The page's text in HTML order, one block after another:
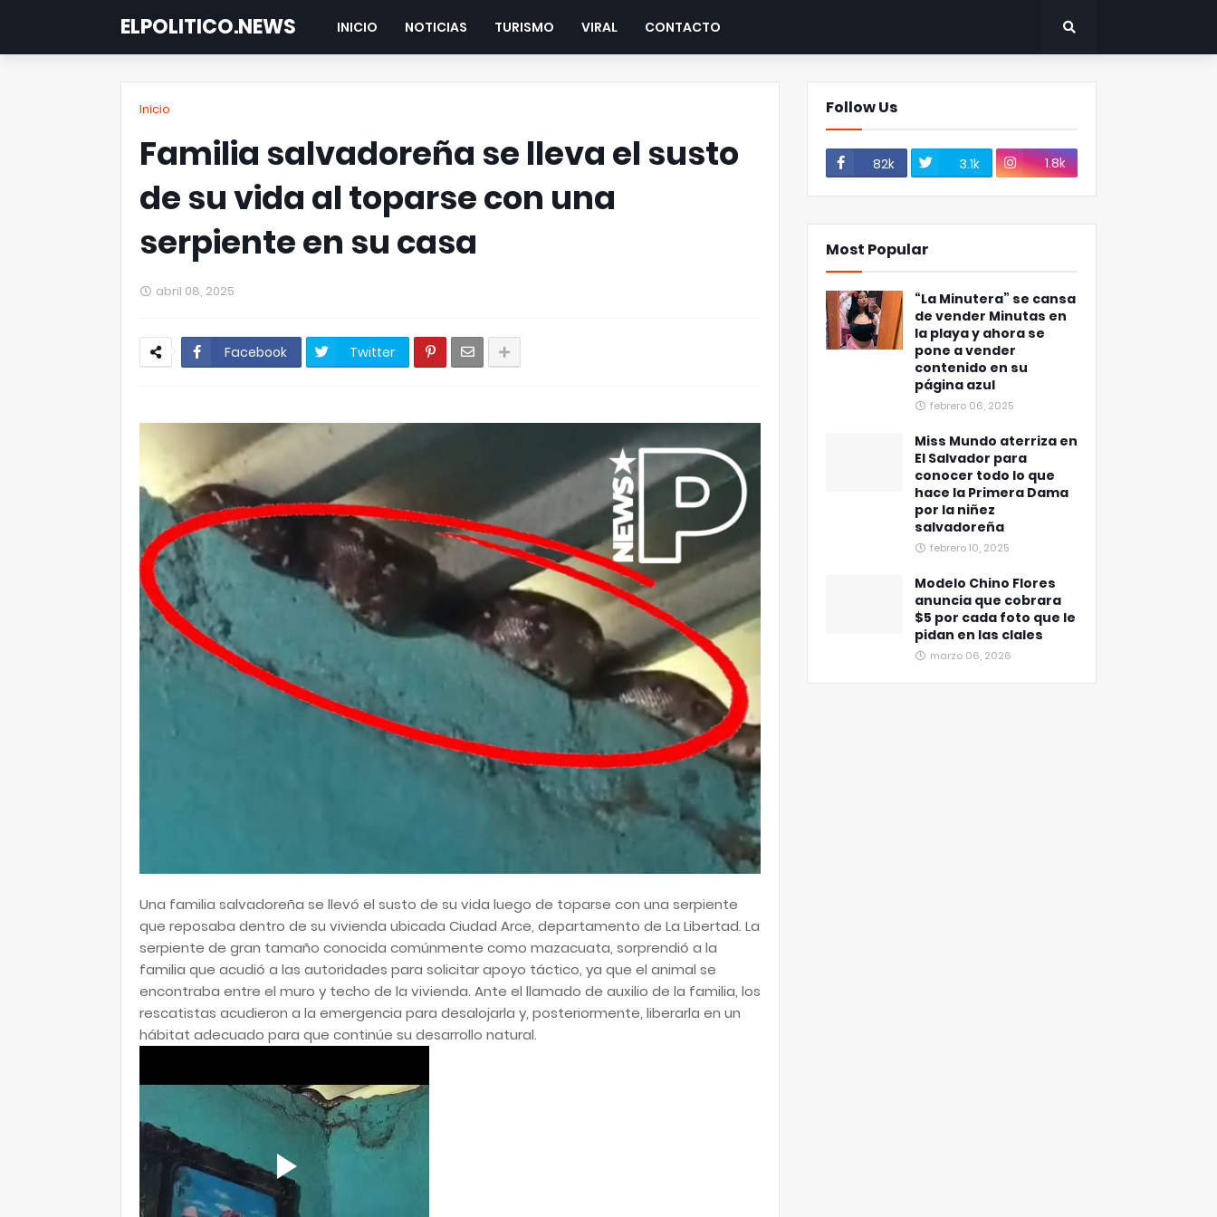
ELPOLITICO.NEWS INICIO NOTICIAS TURISMO VIRAL CONTACTO
Inicio
Familia salvadoreña se lleva el susto
de su vida al toparse con una
serpiente en su casa
abril 08, 2025
Facebook Twitter
Una familia salvadoreña se llevó el susto de su vida luego de toparse con una serpiente
que reposaba dentro de su vivienda ubicada Ciudad Arce, departamento de La Libertad. La
serpiente de gran tamaño conocida comúnmente como mazacuata, sorprendió a la
familia que acudió a las autoridades para solicitar apoyo táctico, ya que el animal se
encontraba entre el muro y techo de la vivienda. Ante el llamado de auxilio de la familia, los
rescatistas acudieron a la emergencia para desalojarla y, posteriormente, liberarla en un
hábitat adecuado para que continúe su desarrollo natural.
Follow Us
82k 3.1k 1.8k
Most Popular
“La Minutera” se cansa
de vender Minutas en
la playa y ahora se
pone a vender
contenido en su
página azul
febrero 06, 2025
Miss Mundo aterriza en
El Salvador para
conocer todo lo que
hace la Primera Dama
por la niñez
salvadoreña
febrero 10, 2025
Modelo Chino Flores
anuncia que cobrara
$5 por cada foto que le
pidan en las clales
marzo 06, 2026